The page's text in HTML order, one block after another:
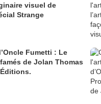
visuel de
Strange
Fumetti : Le
de Jolan Thomas